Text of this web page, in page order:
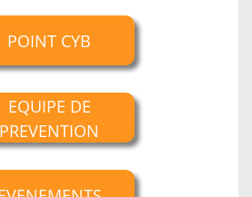
POINT CYB
EQUIPE DE
PREVENTION